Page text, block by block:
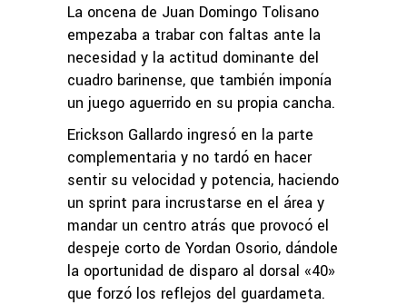
La oncena de Juan Domingo Tolisano
empezaba a trabar con faltas ante la
necesidad y la actitud dominante del
cuadro barinense, que también imponía
un juego aguerrido en su propia cancha.
Erickson Gallardo ingresó en la parte
complementaria y no tardó en hacer
sentir su velocidad y potencia, haciendo
un sprint para incrustarse en el área y
mandar un centro atrás que provocó el
despeje corto de Yordan Osorio, dándole
la oportunidad de disparo al dorsal «40»
que forzó los reflejos del guardameta.